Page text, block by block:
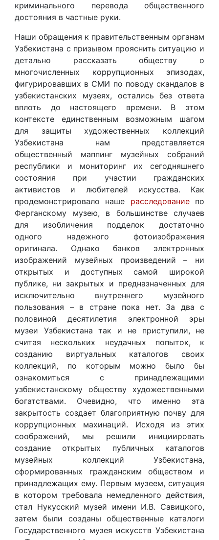
криминального перевода общественного
достояния в частные руки.
Наши обращения к правительственным органам
Узбекистана с призывом прояснить ситуацию и
детально рассказать обществу о
многочисленных коррупционных эпизодах,
фигурировавших в СМИ по поводу скандалов в
узбекистанских музеях, остались без ответа
вплоть до настоящего времени. В этом
контексте единственным возможным шагом
для защиты художественных коллекций
Узбекистана нам представляется
общественный маппинг музейных собраний
республики и мониторинг их сегодняшнего
состояния при участии гражданских
активистов и любителей искусства. Как
продемонстрировало наше расследованиепо
Ферганскому музею, в большинстве случаев
для изобличения подделок достаточно
одного надежного фотоизображения
оригинала. Однако банков электронных
изображений музейных произведений – ни
открытых и доступных самой широкой
публике, ни закрытых и предназначенных для
исключительно внутреннего музейного
пользования – в стране пока нет. За два с
половиной десятилетия электронной эры
музеи Узбекистана так и не приступили, не
считая нескольких неудачных попыток, к
созданию виртуальных каталогов своих
коллекций, по которым можно было бы
ознакомиться с принадлежащими
узбекистанскому обществу художественными
богатствами. Очевидно, что именно эта
закрытость создает благоприятную почву для
коррупционных махинаций. Исходя из этих
соображений, мы решили инициировать
создание открытых публичных каталогов
музейных коллекций Узбекистана,
сформированных гражданским обществом и
принадлежащих ему. Первым музеем, ситуация
в котором требовала немедленного действия,
стал Нукусский музей имени И.В. Савицкого,
затем были созданы общественные каталоги
Государственного музея искусств Узбекистана